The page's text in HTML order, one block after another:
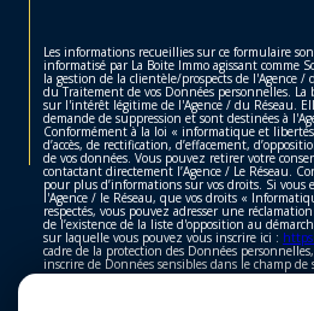
Les informations recueillies sur ce formulaire
informatisé par La Boite Immo agissant
la gestion de la clientèle/prospects de l'Agence /
du Traitement de vos Données personnelles. La
sur l'intérêt légitime de l'Agence / du Réseau.
demande de suppression et sont destinées à
Conformément à la loi « informatique et
d’accès, de rectification, d’effacement,
de vos données. Vous pouvez retirer votre
contactant directement l’Agence / Le Réseau.
pour plus d’informations sur vos droits. Si vous
l'Agence / le Réseau, que vos droits «
respectés, vous pouvez adresser une
de l’existence de la liste d'opposition au
sur laquelle vous pouvez vous inscrire ici :
cadre de la protection des Données
inscrire de Données sensibles dans le champ de